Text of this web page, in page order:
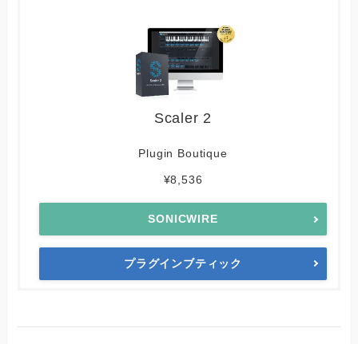
Scaler 2
Plugin Boutique
¥8,536
SONICWIRE
プラグインブティック